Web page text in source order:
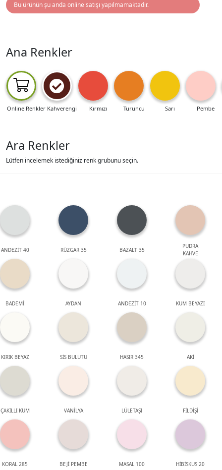
Bu ürünün şu anda online satışı yapılmamaktadır.
Ana Renkler
Online Renkler Kahverengi Kırmızı Turuncu Sarı Pembe
Ara Renkler
Lütfen incelemek istediğiniz renk grubunu seçin.
ANDEZİT 40 RÜZGAR 35 BAZALT 35
PUDRA
KAHVE
BADEMİ AYDAN ANDEZİT 10 KUM BEYAZI
KIRIK BEYAZ SİS BULUTU HASIR 345 AKİ
ÇAKILLI KUM VANİLYA LÜLETAŞI FİLDİŞİ
KORAL 285 BEJİ PEMBE MASAL 100 HİBİSKUS 20